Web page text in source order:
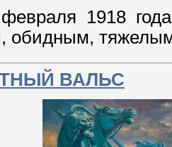
1918
обидным,
ВАЛЬС